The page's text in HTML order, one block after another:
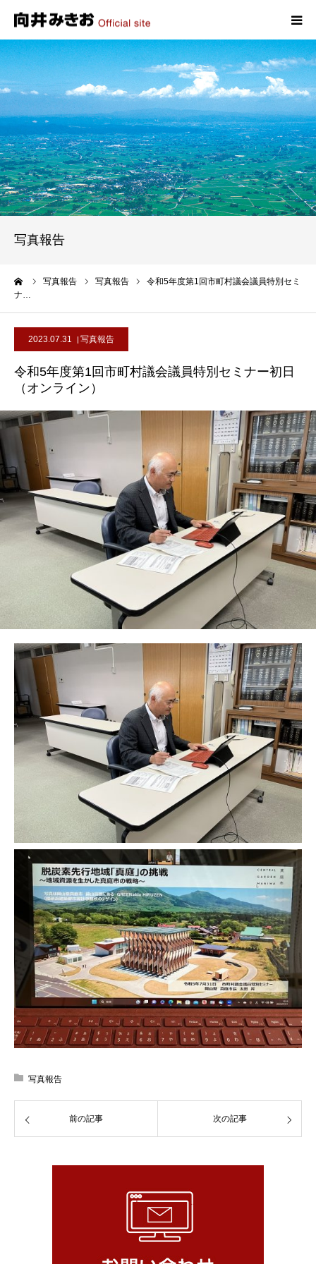
写真報告
写真報告 写真報告
令和5年度第1回市町村議会議員特別セミ
ナ…
2023.07.31 写真報告
令和5年度第1回市町村議会議員特別セミナー初日
（オンライン）
写真報告
前の記事 次の記事
HOME
プロフィール
政策
活動報告